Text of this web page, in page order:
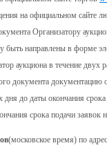
на официальном сайте
Организатору
быть направлены в форме
аукциона в течение двух
документа документацию
дня до даты окончания
срока подачи заявок
(московское время) по